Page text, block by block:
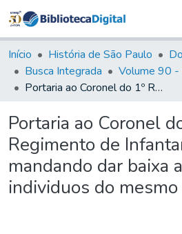
&
Coleções
Tudo na
Biblioteca
Início História de São Paulo
Busca Integrada
Portaria ao Coronel do 1º Regimento de Infantaria e Melicia mandando dar baixa a varios individuos do mesmo Regimento
Portaria ao Coronel
Regimento de
mandando dar baixa
individuos do